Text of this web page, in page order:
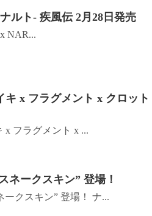
ルト- 疾風伝 2月28日発売
x NAR...
キ x フラグメント x クロッ
x フラグメント x ...
ネークスキン” 登場！
ークスキン” 登場！ ナ...